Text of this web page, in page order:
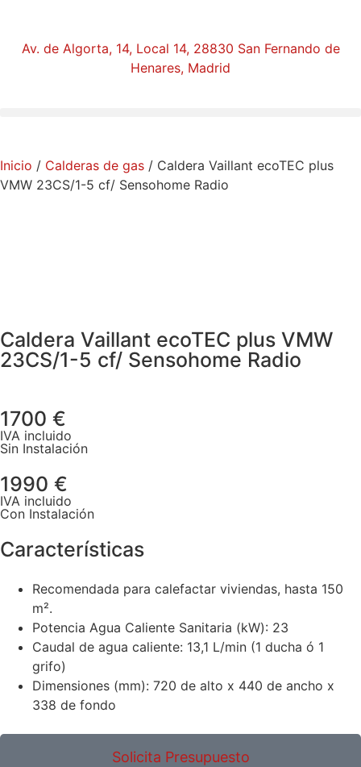
Av. de Algorta, 14, Local 14, 28830 San Fernando de
Henares, Madrid
Inicio / Calderas de gas / Caldera Vaillant ecoTEC plus
VMW 23CS/1-5 cf/ Sensohome Radio
Caldera Vaillant ecoTEC plus VMW
23CS/1-5 cf/ Sensohome Radio
1700 €
IVA incluido
Sin Instalación
1990 €
IVA incluido
Con Instalación
Características
Recomendada para calefactar viviendas, hasta 150
m².
Potencia Agua Caliente Sanitaria (kW): 23
Caudal de agua caliente: 13,1 L/min (1 ducha ó 1
grifo)
Dimensiones (mm): 720 de alto x 440 de ancho x
338 de fondo
Solicita Presupuesto